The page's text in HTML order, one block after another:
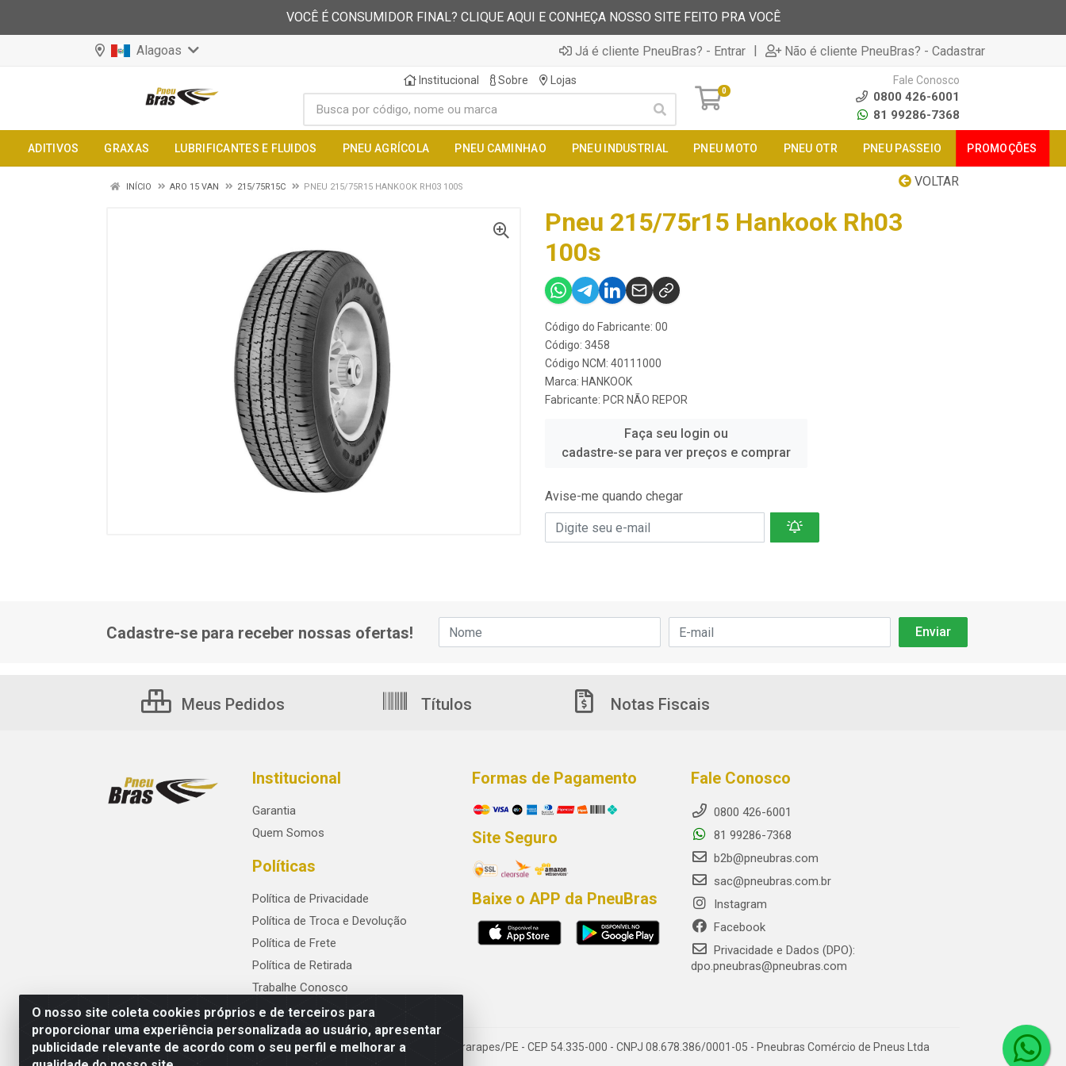
VOCÊ É CONSUMIDOR FINAL? CLIQUE AQUI E CONHEÇA NOSSO SITE FEITO PRA VOCÊ
Alagoas Já é cliente PneuBras? - Entrar | Não é cliente PneuBras? - Cadastrar
Institucional Sobre Lojas
0
Fale Conosco
0800 426-6001
81 99286-7368
ADITIVOS GRAXAS LUBRIFICANTES E FLUIDOS PNEU AGRÍCOLA PNEU CAMINHAO PNEU INDUSTRIAL PNEU MOTO PNEU OTR PNEU PASSEIO PROMOÇÕES
VOLTAR
INÍCIO ARO 15 VAN 215/75R15C PNEU 215/75R15 HANKOOK RH03 100S
Pneu 215/75r15 Hankook Rh03
100s
Código do Fabricante: 00
Código: 3458
Código NCM: 40111000
Marca: HANKOOK
Fabricante: PCR NÃO REPOR
Faça seu login ou
cadastre-se para ver preços e comprar
Avise-me quando chegar
O nosso site coleta cookies próprios e de terceiros para
proporcionar uma experiência personalizada ao usuário, apresentar
publicidade relevante de acordo com o seu perfil e melhorar a
Cadastre-se para receber nossas ofertas!
Meus Pedidos Títulos Notas Fiscais
Institucional
Garantia
Quem Somos
Políticas
Política de Privacidade
Política de Troca e Devolução
Política de Frete
Política de Retirada
Trabalhe Conosco
Formas de Pagamento
Site Seguro
Baixe o APP da PneuBras
Fale Conosco
0800 426-6001
81 99286-7368
b2b@pneubras.com
sac@pneubras.com.br
Instagram
Facebook
Privacidade e Dados (DPO):
dpo.pneubras@pneubras.com
PneuBras - Rodovia BR-101, KM 82 - Prazeres, Jaboatão dos Guararapes/PE - CEP 54.335-000 - CNPJ 08.678.386/0001-05 - Pneubras Comércio de Pneus Ltda